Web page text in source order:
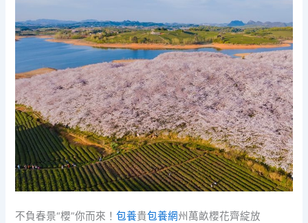
不負春景“櫻”你而來！包養貴包養網州萬畝櫻花齊綻放